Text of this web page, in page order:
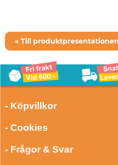
« Till produktpresentationen
- Köpvillkor
- Cookies
- Frågor & Svar